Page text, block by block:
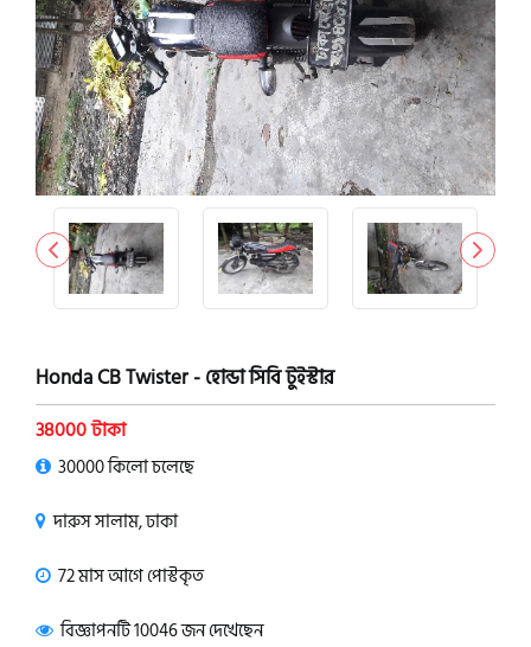
Honda CB Twister - হোন্ডা সিবি টুইস্টার
38000 টাকা
30000 কিলো চলেছে
দারুস সালাম, ঢাকা
72 মাস আগে পোস্টকৃত
বিজ্ঞাপনটি 10046 জন দেখেছেন